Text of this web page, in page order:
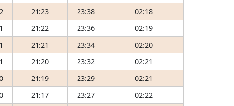
21:23 23:38
02:18
21:22 23:36
02:19
21:21 23:34
02:20
21:20 23:32
02:21
21:19 23:29
02:21
21:17 23:27
02:22